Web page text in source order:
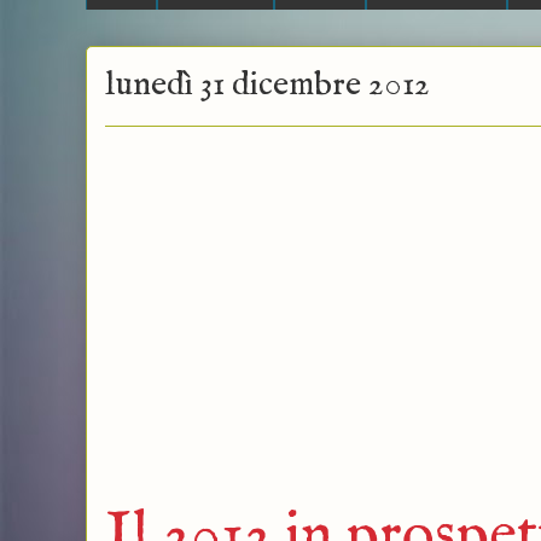
lunedì 31 dicembre 2012